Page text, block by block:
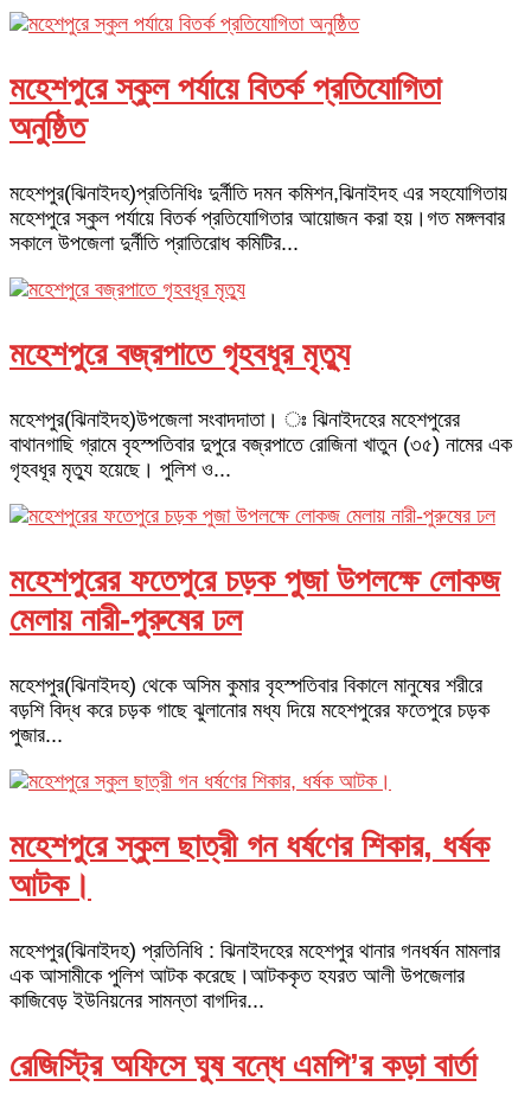
মহেশপুরে স্কুল পর্যায়ে বিতর্ক প্রতিযোগিতা
অনুষ্ঠিত
মহেশপুর(ঝিনাইদহ)প্রতিনিধিঃ দুর্নীতি দমন কমিশন,ঝিনাইদহ এর সহযোগিতায়
মহেশপুরে স্কুল পর্যায়ে বিতর্ক প্রতিযোগিতার আয়োজন করা হয়।গত মঙ্গলবার
সকালে উপজেলা দুর্নীতি প্রাতিরোধ কমিটির...
মহেশপুরে বজ্রপাতে গৃহবধূর মৃত্যু
মহেশপুর(ঝিনাইদহ)উপজেলা সংবাদদাতা। ঃ ঝিনাইদহের মহেশপুরের
বাথানগাছি গ্রামে বৃহস্পতিবার দুপুরে বজ্রপাতে রোজিনা খাতুন (৩৫) নামের এক
গৃহবধূর মৃত্যু হয়েছে। পুলিশ ও...
মহেশপুরের ফতেপুরে চড়ক পুজা উপলক্ষে লোকজ
মেলায় নারী-পুরুষের ঢল
মহেশপুর(ঝিনাইদহ) থেকে অসিম কুমার বৃহস্পতিবার বিকালে মানুষের শরীরে
বড়শি বিদ্ধ করে চড়ক গাছে ঝুলানোর মধ্য দিয়ে মহেশপুরের ফতেপুরে চড়ক
পুজার...
মহেশপুরে স্কুল ছাত্রী গন ধর্ষণের শিকার, ধর্ষক
আটক।
মহেশপুর(ঝিনাইদহ) প্রতিনিধি : ঝিনাইদহের মহেশপুর থানার গনধর্ষন মামলার
এক আসামীকে পুলিশ আটক করেছে।আটককৃত হযরত আলী উপজেলার
কাজিবেড় ইউনিয়নের সামন্তা বাগদির...
রেজিস্ট্রি অফিসে ঘুষ বন্ধে এমপি’র কড়া বার্তা